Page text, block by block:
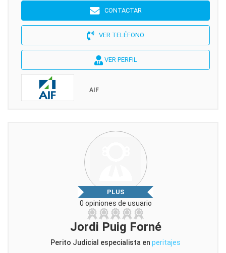
CONTACTAR
VER TELÉFONO
VER PERFIL
AIF
PLUS
0 opiniones de usuario
Jordi Puig Forné
Perito Judicial especialista en peritajes